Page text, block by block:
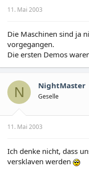
11. Mai 2003
Die Maschinen sind ja
vorgegangen.
Die ersten Demos
N NightMaster
Geselle
11. Mai 2003
Ich denke nicht, dass
versklaven werden